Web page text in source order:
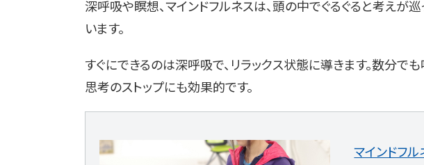
深呼吸や瞑想、マインドフルネスは、頭の中でぐるぐると考えが
います。
すぐにできるのは深呼吸で、リラックス状態に導きます。数分で
思考のストップにも効果的です。
マインドフ